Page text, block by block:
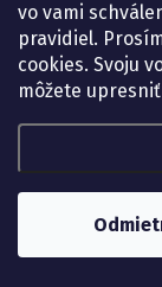
vo vami
pravidiel.
cookies. Svoju
môžete